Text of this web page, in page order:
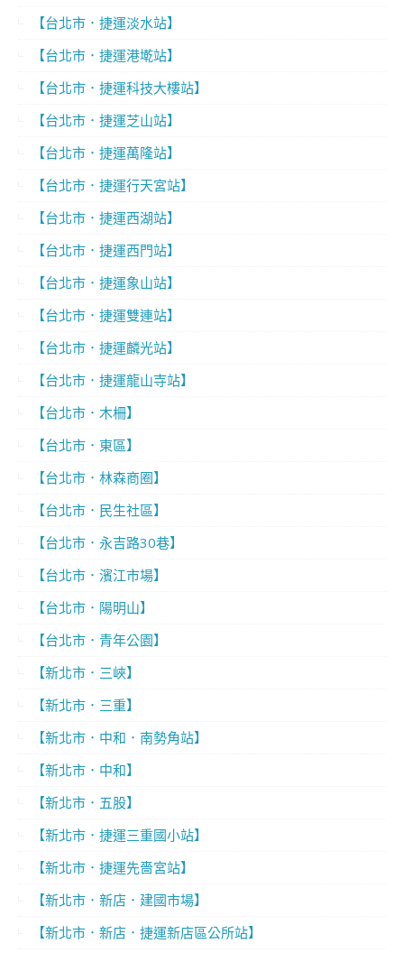
【台北市．捷運淡水站】
【台北市．捷運港墘站】
【台北市．捷運科技大樓站】
【台北市．捷運芝山站】
【台北市．捷運萬隆站】
【台北市．捷運行天宮站】
【台北市．捷運西湖站】
【台北市．捷運西門站】
【台北市．捷運象山站】
【台北市．捷運雙連站】
【台北市．捷運麟光站】
【台北市．捷運龍山寺站】
【台北市．木柵】
【台北市．東區】
【台北市．林森商圈】
【台北市．民生社區】
【台北市．永吉路30巷】
【台北市．濱江市場】
【台北市．陽明山】
【台北市．青年公園】
【新北市．三峽】
【新北市．三重】
【新北市．中和．南勢角站】
【新北市．中和】
【新北市．五股】
【新北市．捷運三重國小站】
【新北市．捷運先嗇宮站】
【新北市．新店．建國市場】
【新北市．新店．捷運新店區公所站】